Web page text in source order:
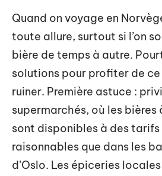
Quand on voyage en
toute allure, surtout si l’on
bière de temps à autre.
solutions pour profiter de ce
ruiner. Première astuce :
supermarchés, où les bières
sont disponibles à des tarifs
raisonnables que dans les
d’Oslo. Les épiceries